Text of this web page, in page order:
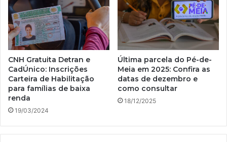
CNH Gratuita Detran e
CadÚnico: Inscrições
Carteira de Habilitação
para famílias de baixa
renda
19/03/2024
Última parcela do Pé-de-
Meia em 2025: Confira as
datas de dezembro e
como consultar
18/12/2025